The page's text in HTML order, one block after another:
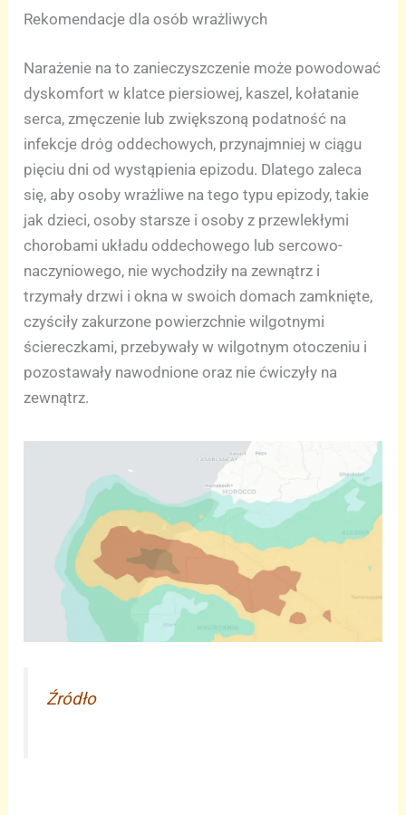
Rekomendacje dla osób wrażliwych
Narażenie na to zanieczyszczenie może powodować
dyskomfort w klatce piersiowej, kaszel, kołatanie
serca, zmęczenie lub zwiększoną podatność na
infekcje dróg oddechowych, przynajmniej w ciągu
pięciu dni od wystąpienia epizodu. Dlatego zaleca
się, aby osoby wrażliwe na tego typu epizody, takie
jak dzieci, osoby starsze i osoby z przewlekłymi
chorobami układu oddechowego lub sercowo-
naczyniowego, nie wychodziły na zewnątrz i
trzymały drzwi i okna w swoich domach zamknięte,
czyściły zakurzone powierzchnie wilgotnymi
ściereczkami, przebywały w wilgotnym otoczeniu i
pozostawały nawodnione oraz nie ćwiczyły na
zewnątrz.
Źródło